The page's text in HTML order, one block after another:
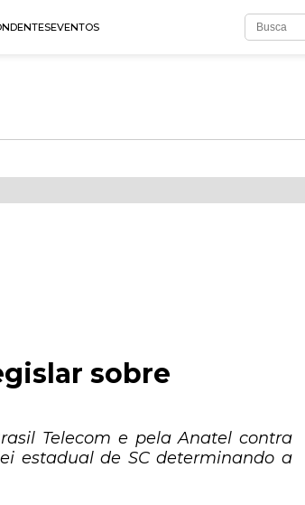
EVENTOS
sobre
Telecom e pela Anatel contra
estadual de SC determinando a